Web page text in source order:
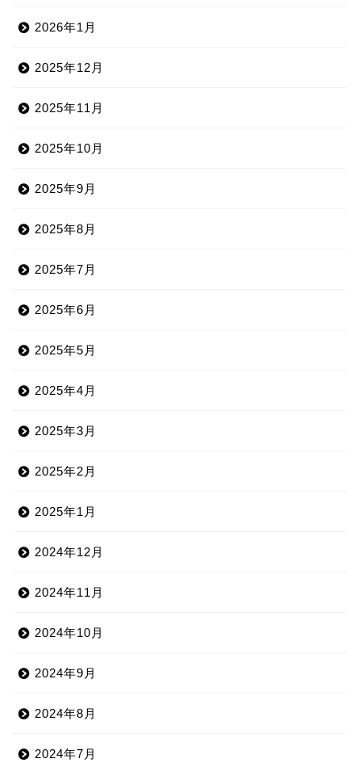
2026年1月
2025年12月
2025年11月
2025年10月
2025年9月
2025年8月
2025年7月
2025年6月
2025年5月
2025年4月
2025年3月
2025年2月
2025年1月
2024年12月
2024年11月
2024年10月
2024年9月
2024年8月
2024年7月